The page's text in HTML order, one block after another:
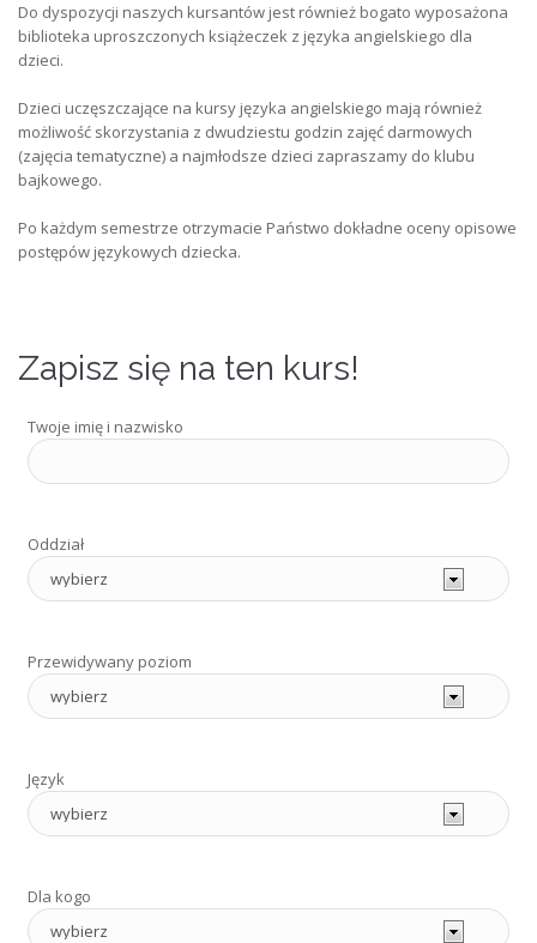
Do dyspozycji naszych kursantów jest również bogato wyposażona
biblioteka uproszczonych książeczek z języka angielskiego dla
dzieci.
Dzieci uczęszczające na kursy języka angielskiego mają również
możliwość skorzystania z dwudziestu godzin zajęć darmowych
(zajęcia tematyczne) a najmłodsze dzieci zapraszamy do klubu
bajkowego.
Po każdym semestrze otrzymacie Państwo dokładne oceny opisowe
postępów językowych dziecka.
Zapisz się na ten kurs!
Twoje imię i nazwisko
Oddział
Przewidywany poziom
Język
Dla kogo